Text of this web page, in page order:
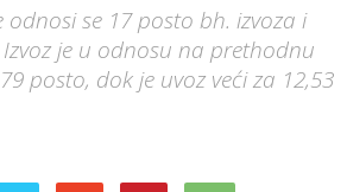
odnosi se 17 posto bh. izvoza i
je u odnosu na prethodnu
posto, dok je uvoz veći za 12,53